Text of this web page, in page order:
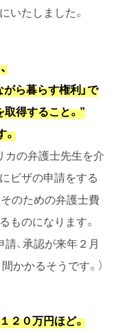
いたしました。
ら暮らす権利」で
取得すること。”
。
カの弁護士先生を介
ビザの申請をする
のための弁護士費
ものになります。
、承認が来年２月
かかるそうです。）
２０万円ほど。